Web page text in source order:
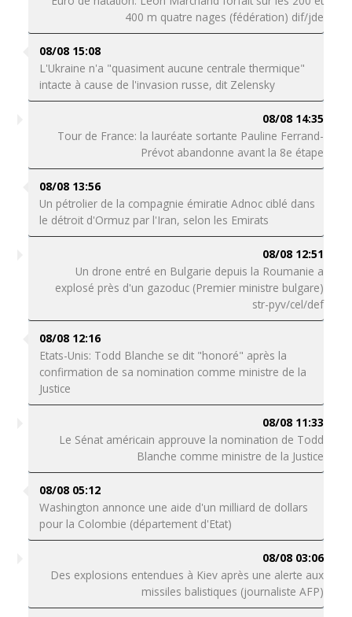
400 m quatre nages (fédération) dif/jde
08/08 15:08
L'Ukraine n'a "quasiment aucune centrale thermique"
intacte à cause de l'invasion russe, dit Zelensky
08/08 14:35
Tour de France: la lauréate sortante Pauline Ferrand-
Prévot abandonne avant la 8e étape
08/08 13:56
Un pétrolier de la compagnie émiratie Adnoc ciblé dans
le détroit d'Ormuz par l'Iran, selon les Emirats
08/08 12:51
Un drone entré en Bulgarie depuis la Roumanie a
explosé près d'un gazoduc (Premier ministre bulgare)
str-pyv/cel/def
08/08 12:16
Etats-Unis: Todd Blanche se dit "honoré" après la
confirmation de sa nomination comme ministre de la
Justice
08/08 11:33
Le Sénat américain approuve la nomination de Todd
Blanche comme ministre de la Justice
08/08 05:12
Washington annonce une aide d'un milliard de dollars
pour la Colombie (département d'Etat)
08/08 03:06
Des explosions entendues à Kiev après une alerte aux
missiles balistiques (journaliste AFP)